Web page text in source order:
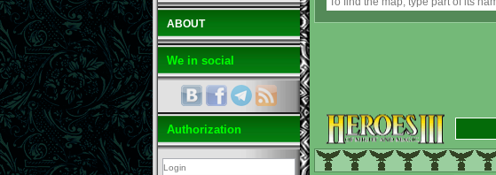
ABOUT
We in social
Authorization